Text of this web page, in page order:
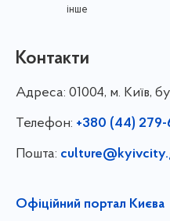
інше
Контакти
Адреса: 01004, м. Київ,
Телефон: +380 (44) 279-
Пошта:
Офіційний портал Києва